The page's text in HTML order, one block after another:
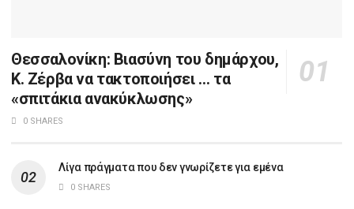
Θεσσαλονίκη: Βιασύνη του δημάρχου,
Κ. Ζέρβα να τακτοποιήσει … τα
«σπιτάκια ανακύκλωσης»
0 SHARES
Λίγα πράγματα που δεν γνωρίζετε για εμένα
0 SHARES